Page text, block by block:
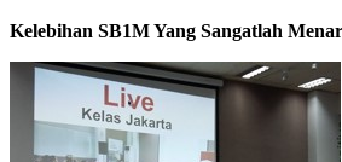
Kelebihan SB1M Yang Sangatlah